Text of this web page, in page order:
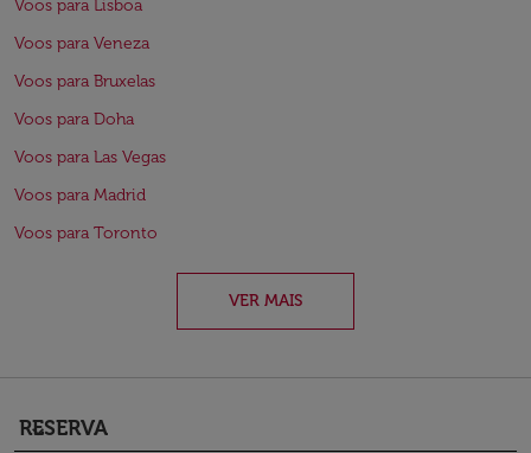
Voos para Lisboa
Voos para Veneza
Voos para Bruxelas
Voos para Doha
Voos para Las Vegas
Voos para Madrid
Voos para Toronto
VER MAIS
RESERVA
keyboard_arrow_down